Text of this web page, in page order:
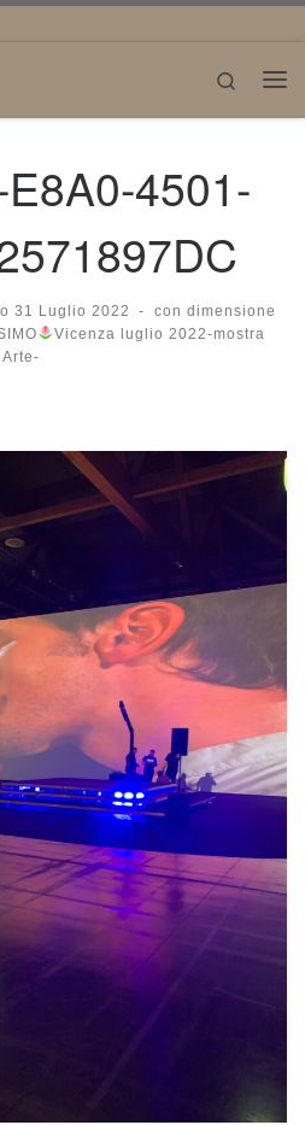
Search
4501-
31 Luglio 2022 -
con dimensione
Vicenza luglio 2022-mostra